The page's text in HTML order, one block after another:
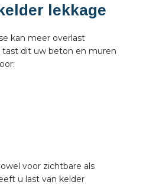
lekkage
kan meer overlast
dit uw beton en muren
voor zichtbare als
u last van kelder